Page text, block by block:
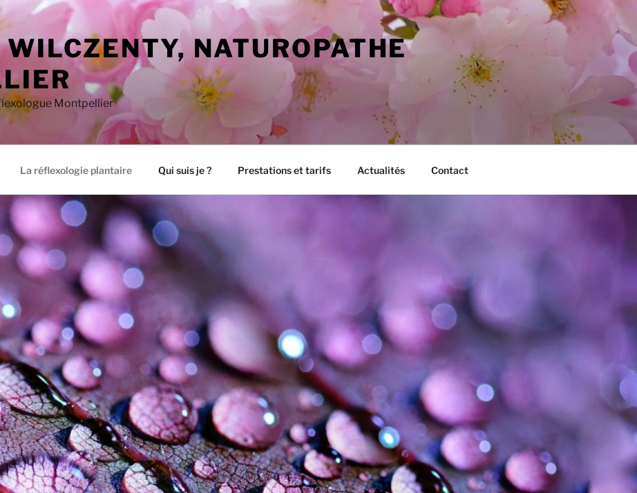
NATUROPATHE
Montpellier
La réflexologie plantaire Qui suis je ? Prestations et tarifs Actualités Contact